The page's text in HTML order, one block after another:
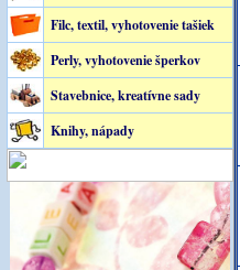
Filc, textil, vyhotovenie tašiek
Perly, vyhotovenie šperkov
Stavebnice, kreatívne sady
Knihy, nápady